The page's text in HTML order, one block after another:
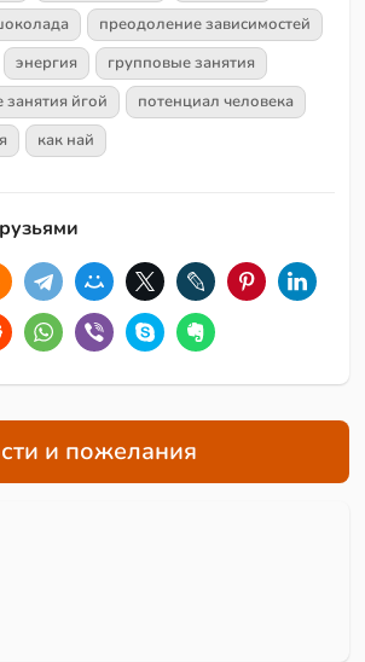
преодоление зависимостей
энергия
групповые занятия
йгой
потенциал человека
как най
и пожелания